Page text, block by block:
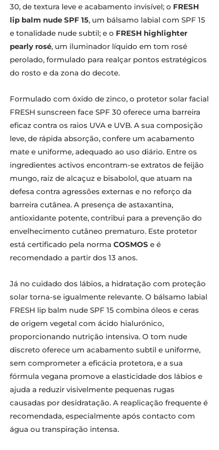
30, de textura leve e acabamento invisível; o FRESH
lip balm nude SPF 15, um bálsamo labial com SPF 15
e tonalidade nude subtil; e o FRESH highlighter
pearly rosé, um iluminador líquido em tom rosé
perolado, formulado para realçar pontos estratégicos
do rosto e da zona do decote.
Formulado com óxido de zinco, o protetor solar facial
FRESH sunscreen face SPF 30 oferece uma barreira
eficaz contra os raios UVA e UVB. A sua composição
leve, de rápida absorção, confere um acabamento
mate e uniforme, adequado ao uso diário. Entre os
ingredientes activos encontram-se extratos de feijão
mungo, raiz de alcaçuz e bisabolol, que atuam na
defesa contra agressões externas e no reforço da
barreira cutânea. A presença de astaxantina,
antioxidante potente, contribui para a prevenção do
envelhecimento cutâneo prematuro. Este protetor
está certificado pela norma COSMOS e é
recomendado a partir dos 13 anos.
Já no cuidado dos lábios, a hidratação com proteção
solar torna-se igualmente relevante. O bálsamo labial
FRESH lip balm nude SPF 15 combina óleos e ceras
de origem vegetal com ácido hialurónico,
proporcionando nutrição intensiva. O tom nude
discreto oferece um acabamento subtil e uniforme,
sem comprometer a eficácia protetora, e a sua
fórmula vegana promove a elasticidade dos lábios e
ajuda a reduzir visivelmente pequenas rugas
causadas por desidratação. A reaplicação frequente é
recomendada, especialmente após contacto com
água ou transpiração intensa.